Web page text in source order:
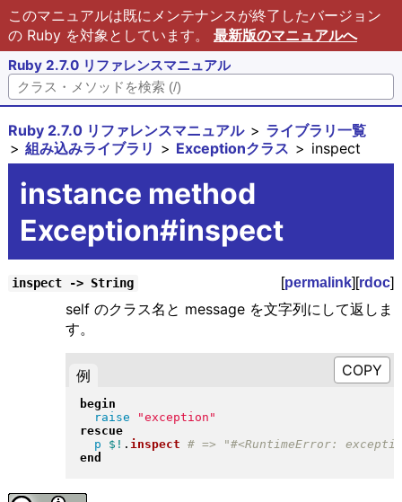
このマニュアルは既にメンテナンスが終了したバージョン
の Ruby を対象としています。 最新版のマニュアルへ
Ruby 2.7.0 リファレンスマニュアル
Ruby 2.7.0 リファレンスマニュアル
ライブラリ一覧
組み込みライブラリ
Exceptionクラス inspect
instance method
Exception#inspect
inspect -> String [permalink][rdoc]
self のクラス名と message を文字列にして返しま
す。
例
begin
raise
"exception "
rescue
p
$! . inspect
end